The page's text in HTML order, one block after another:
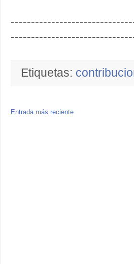
Etiquetas:
Entrada más reciente